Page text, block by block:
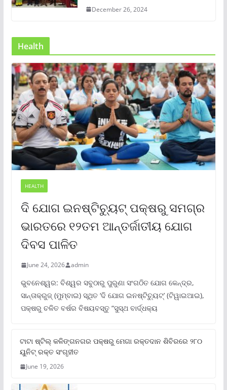
December 26, 2024
Health
HEALTH
ଦି ଯୋଗ ଇନଷ୍ଟିଚ୍ୟୁଟ୍ ପକ୍ଷରୁ ସମଗ୍ର
ଭାରତରେ ୧୨ତମ ଆନ୍ତର୍ଜାତୀୟ ଯୋଗ
ଦିବସ ପାଳିତ
June 24, 2026 admin
ଭୁବନେଶ୍ୱର: ବିଶ୍ୱର ସବୁଠାରୁ ପୁରୁଣା ସଂଗଠିତ ଯୋଗ କେନ୍ଦ୍ର,
ସାନ୍ତାକ୍ରୁଜ୍ (ମୁମ୍ବାଇ) ସ୍ଥିତ ‘ଦି ଯୋଗ ଇନଷ୍ଟିଚ୍ୟୁଟ୍‌’ (ଟିୱାଇଆଇ),
ପକ୍ଷରୁ ଚଳିତ ବର୍ଷର ବିଷୟବସ୍ତୁ “ସୁସ୍ଥ ବାର୍ଦ୍ଧକ୍ୟ
ଟାଟା ଷ୍ଟିଲ୍‌ କଳିଙ୍ଗନଗର ପକ୍ଷରୁ ମେଗା ରକ୍ତଦାନ ଶିବିରରେ ୨୮୦
ୟୁନିଟ୍‌ ରକ୍ତ ସଂଗୃହୀତ
June 19, 2026